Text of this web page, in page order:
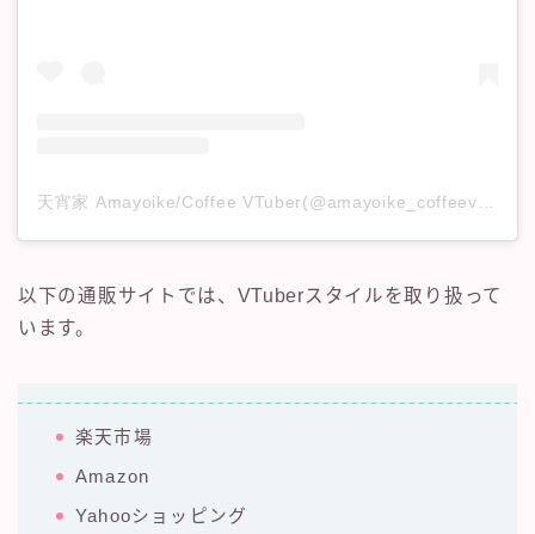
天宵家 Amayoike/Coffee VTuber(@amayoike_coffeevtuber)がシェアした投稿
以下の通販サイトでは、VTuberスタイルを取り扱って
います。
楽天市場
Amazon
Yahooショッピング